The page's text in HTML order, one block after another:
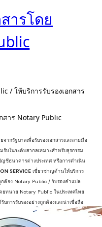
ารโดย
/ ให้บริการรับรองเอกสาร
สาร Notary Public
ากรัฐบาลเพื่อรับรองเอกสารและลายมือ
รับในระดับสากลเหมาะสำหรับธุรกรรม
ชีธนาคารต่างประเทศ หรือการดำเนิน
SERVICE เชี่ยวชาญด้านให้บริการ
กต้อง Notary Public / รับรองคำแปล
ยทนาย Notary Public ในประเทศไทย
การรับรองอย่างถูกต้องและน่าเชื่อถือ